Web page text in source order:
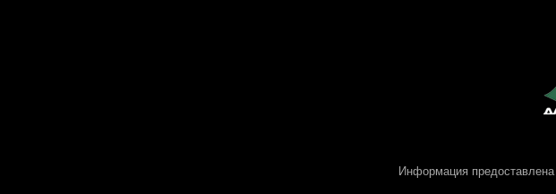
Информация предоставлена